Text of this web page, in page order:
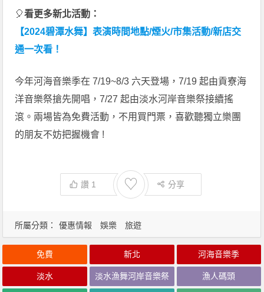
🎈看更多新北活動：
【2024碧潭水舞】表演時間地點/煙火/市集活動/新店交
通一次看！
今年河海音樂季在 7/19~8/3 六天登場，7/19 起由貢寮海
洋音樂祭搶先開唱，7/27 起由淡水河岸音樂祭接續搖
滾。兩場皆為免費活動，不用買門票，喜歡聽獨立樂團
的朋友不妨把握機會 !
讚 1 ♡ 分享
所屬分類： 優惠情報 娛樂 旅遊
免費 新北 河海音樂季
淡水 淡水漁舞河岸音樂祭 漁人碼頭